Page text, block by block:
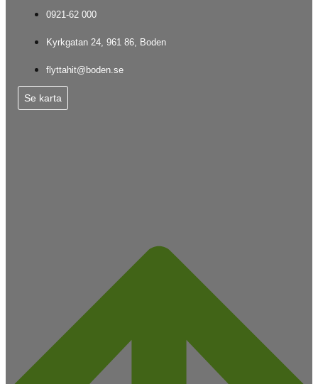
0921-62 000
Kyrkgatan 24, 961 86, Boden
flyttahit@boden.se
Se karta